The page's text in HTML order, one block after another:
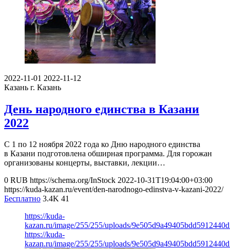
2022-11-01 2022-11-12
Казань г. Казань
День народного единства в Казани
2022
С 1 по 12 ноября 2022 года ко Дню народного единства
в Казани подготовлена обширная программа. Для горожан
организованы концерты, выставки, лекции…
0 RUB https://schema.org/InStock 2022-10-31T19:04:00+03:00
https://kuda-kazan.ru/event/den-narodnogo-edinstva-v-kazani-2022/
Бесплатно 3.4K 41
https://kuda-
kazan.ru/image/255/255/uploads/
https://kuda-
kazan.ru/image/255/255/uploads/